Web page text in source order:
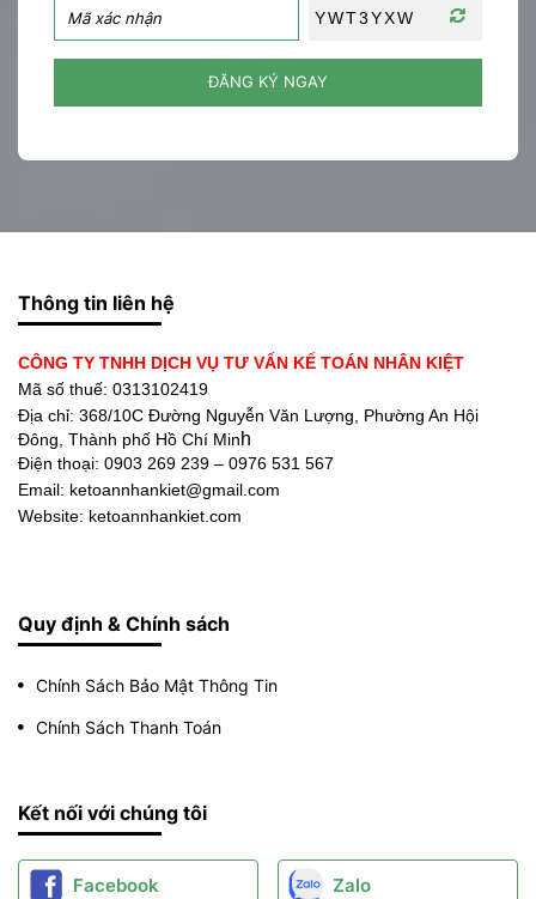
ĐĂNG KÝ NGAY
Thông tin liên hệ
CÔNG TY TNHH DỊCH VỤ TƯ VẤN KẾ TOÁN NHÂN KIỆT
Mã số thuế: 0313102419
Địa chỉ: 368/10C Đường Nguyễn Văn Lượng, Phường An Hội
Đông, Thành phố Hồ Chí Minh
Điện thoại: 0903 269 239 – 0976 531 567
Email: ketoannhankiet@gmail.com
Website: ketoannhankiet.com
Quy định & Chính sách
Chính Sách Bảo Mật Thông Tin
Chính Sách Thanh Toán
Kết nối với chúng tôi
Facebook Zalo